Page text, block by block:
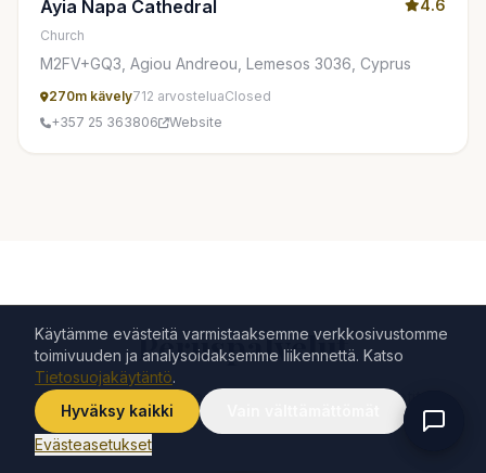
Ayia Napa Cathedral 4.6
Church
M2FV+GQ3, Agiou Andreou, Lemesos 3036, Cyprus
270m kävely712 arvosteluaClosed
+357 25 363806
Website
Peruspalvelut
Supermarketit, apteekit ja pankkiautomaatit
kävelyetäisyydellä
Käytämme evästeitä varmistaaksemme verkkosivustomme
toimivuuden ja analysoidaksemme liikennettä. Katso
Tietosuojakäytäntö.
Hyväksy kaikki
Evästeasetukset